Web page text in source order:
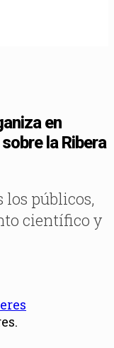
en
la Ribera
los públicos,
científico y